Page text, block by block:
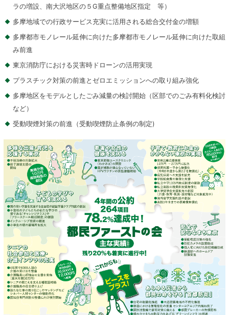
ラの増設、南大沢地区の５G重点整備地区指定 等）
多摩地域での行政サービス充実に活用される総合交付金の増額
多摩都市モノレール延伸に向けた多摩都市モノレール延伸に向けた取組
み前進
東京消防庁における災害時ドローンの活用実現
プラスチック対策の前進とゼロエミッションへの取り組み強化
多摩地区をモデルとしたごみ減量の検討開始（区部でのごみ有料化検討
など）
受動喫煙対策の前進（受動喫煙防止条例の制定)